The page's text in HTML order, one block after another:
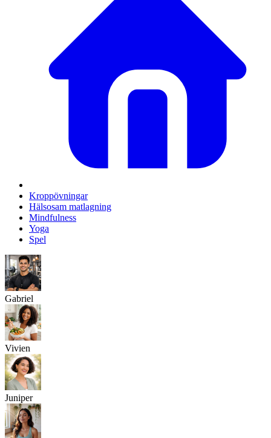
Kroppövningar
Hälsosam matlagning
Mindfulness
Yoga
Spel
Gabriel
Vivien
Juniper